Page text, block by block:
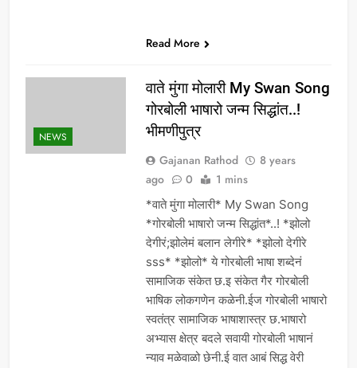
Read More
NEWS
वाते मुंगा मोलारी My Swan Song
गोरबोली भाषारो जन्म सिद्धांत..!
भीमणीपुत्र
Gajanan Rathod
8 years
ago
0 1 mins
*वाते मुंगा मोलारी* My Swan Song
*गोरबोली भाषारो जन्म सिद्धांत*..! *झोलो
देगीरं;झोलेमं बलान लेगीरे* *झोलो देगीरे
sss* *झोलो* ये गोरबोली भाषा शब्देनं
सामाजिक संकेत छ.इ संकेत गैर गोरबोली
भाषिक लोकगणेन कळेनी.ईज गोरबोली भाषारो
स्वतंत्र सामाजिक भाषाशास्त्र छ.भाषारो
अभ्यास क्षेत्र बदले सवायी गोरबोली भाषानं
न्याव मळेवाळो छेनी.ई वात आबं सिद्ध वेरी